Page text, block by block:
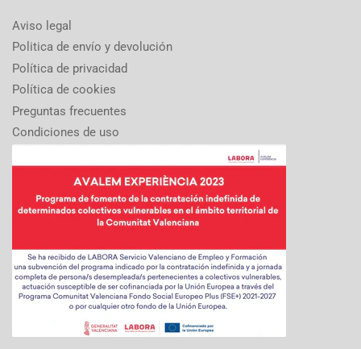
Aviso legal
Politica de envío y devolución
Política de privacidad
Política de cookies
Preguntas frecuentes
Condiciones de uso